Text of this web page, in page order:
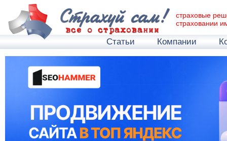
страховые
страховании
Статьи Компании